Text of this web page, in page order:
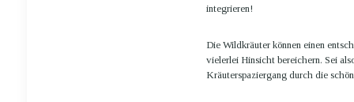
integrieren!
Die Wildkräuter können einen
vielerlei Hinsicht bereichern. Sei
Kräuterspaziergang durch die